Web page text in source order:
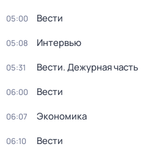
05:00 Вести
05:08 Интервью
05:31 Вести. Дежурная часть
06:00 Вести
06:07 Экономика
06:10 Вести